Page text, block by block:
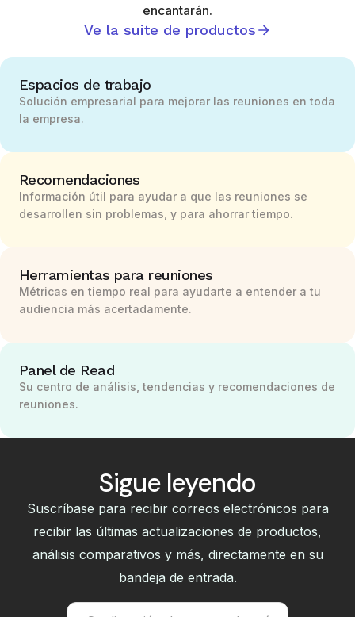
encantarán.
Ve la suite de productos
Espacios de trabajo
Solución empresarial para mejorar las reuniones en toda
la empresa.
Recomendaciones
Información útil para ayudar a que las reuniones se
desarrollen sin problemas, y para ahorrar tiempo.
Herramientas para reuniones
Métricas en tiempo real para ayudarte a entender a tu
audiencia más acertadamente.
Panel de Read
Su centro de análisis, tendencias y recomendaciones de
reuniones.
Sigue leyendo
Suscríbase para recibir correos electrónicos para
recibir las últimas actualizaciones de productos,
análisis comparativos y más, directamente en su
bandeja de entrada.